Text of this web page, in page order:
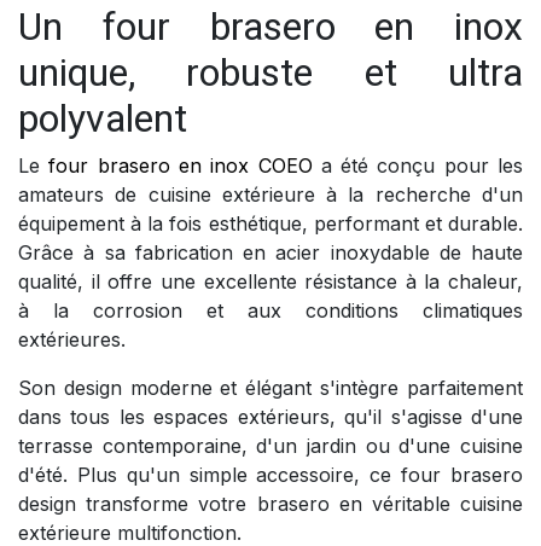
Un four brasero en inox
unique, robuste et ultra
polyvalent
Lefour brasero en inox COEO a été conçu pour les
amateurs de cuisine extérieure à la recherche d'un
équipement à la fois esthétique, performant et durable.
Grâce à sa fabrication en acier inoxydable de haute
qualité, il offre une excellente résistance à la chaleur,
à la corrosion et aux conditions climatiques
extérieures.
Son design moderne et élégant s'intègre parfaitement
dans tous les espaces extérieurs, qu'il s'agisse d'une
terrasse contemporaine, d'un jardin ou d'une cuisine
d'été. Plus qu'un simple accessoire, ce four brasero
design transforme votre brasero en véritable cuisine
extérieure multifonction.